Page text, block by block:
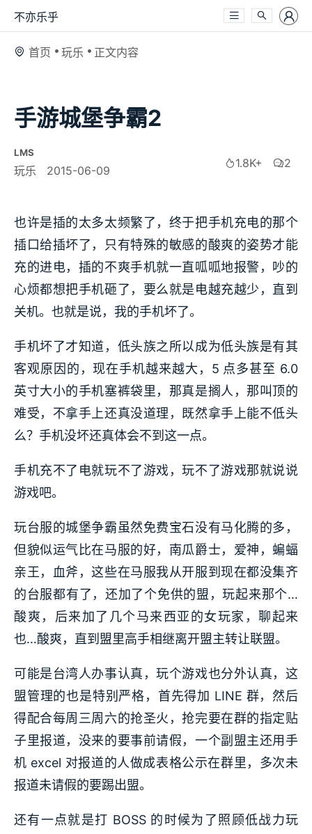
不亦乐乎
首页 玩乐 正文内容
手游城堡争霸2
LMS
玩乐 2015-06-09
1.8K+ 2
也许是插的太多太频繁了，终于把手机充电的那个
插口给插坏了，只有特殊的敏感的酸爽的姿势才能
充的进电，插的不爽手机就一直呱呱地报警，吵的
心烦都想把手机砸了，要么就是电越充越少，直到
关机。也就是说，我的手机坏了。
手机坏了才知道，低头族之所以成为低头族是有其
客观原因的，现在手机越来越大，5 点多甚至 6.0
英寸大小的手机塞裤袋里，那真是搁人，那叫顶的
难受，不拿手上还真没道理，既然拿手上能不低头
么？手机没坏还真体会不到这一点。
手机充不了电就玩不了游戏，玩不了游戏那就说说
游戏吧。
玩台服的城堡争霸虽然免费宝石没有马化腾的多，
但貌似运气比在马服的好，南瓜爵士，爱神，蝙蝠
亲王，血斧，这些在马服我从开服到现在都没集齐
的台服都有了，还加了个免供的盟，玩起来那个…
酸爽，后来加了几个马来西亚的女玩家，聊起来
也…酸爽，直到盟里高手相继离开盟主转让联盟。
可能是台湾人办事认真，玩个游戏也分外认真，这
盟管理的也是特别严格，首先得加 LINE 群，然后
得配合每周三周六的抢圣火，抢完要在群的指定贴
子里报道，没来的要事前请假，一个副盟主还用手
机 excel 对报道的人做成表格公示在群里，多次未
报道未请假的要踢出盟。
还有一点就是打 BOSS 的时候为了照顾低战力玩